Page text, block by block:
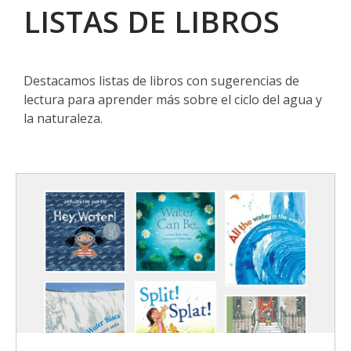
LISTAS DE LIBROS
Destacamos listas de libros con sugerencias de
lectura para aprender más sobre el ciclo del agua y
la naturaleza.